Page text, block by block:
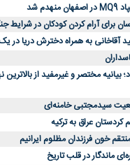
برای آرام کردن کودکان در شرایط
به همراه دخترش دریا در یک
مختصر و غیرمفید از بالاترین
سیدمجتبی خامنه‌ای
کردستان عراق به ترکیه
خون فرزندان مظلوم ایرانیم
ماندگار در قلب تاریخ